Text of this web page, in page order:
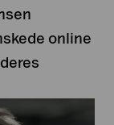
online